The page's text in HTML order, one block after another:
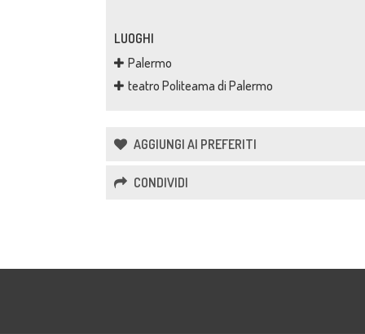
LUOGHI
Palermo
teatro Politeama di Palermo
AGGIUNGI AI PREFERITI
CONDIVIDI